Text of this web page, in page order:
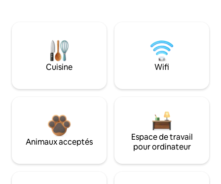
Cuisine Wifi
Animaux acceptés
Espace de travail
pour ordinateur